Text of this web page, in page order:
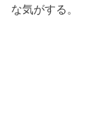
な気がする。